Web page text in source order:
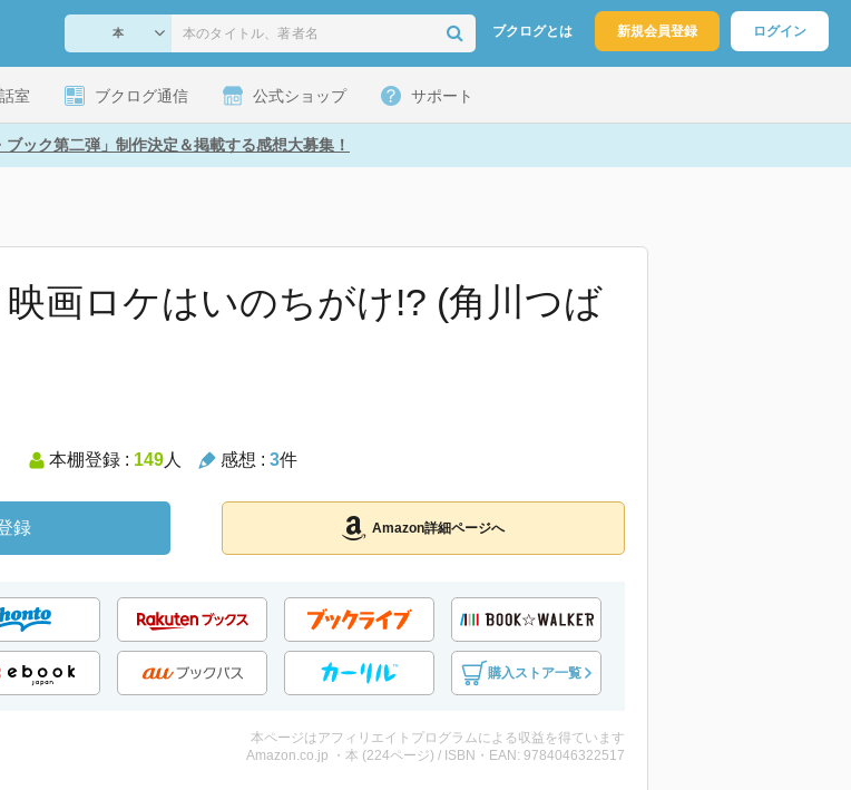
ブクログとは 新規会員登録 ログイン
室 ブクログ通信 公式ショップ サポート
ブック第二弾」制作決定＆掲載する感想大募集！
画ロケはいのちがけ!? (角川つば
本棚登録 : 149人 感想 : 3件
録 Amazon詳細ページへ
購入ストア一覧
本ページはアフィリエイトプログラムによる収益を得ています
Amazon.co.jp ・本 (224ページ) / ISBN・EAN: 9784046322517